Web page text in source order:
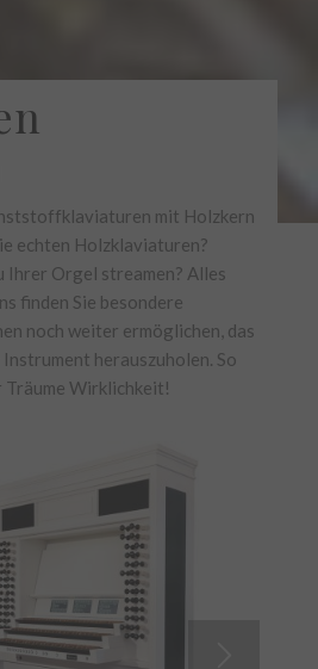
mit Holzkern
echten Holzklaviaturen?
Ihrer Orgel streamen? Alles
finden Sie besondere
noch weiter ermöglichen, das
herauszuholen. So
Wirklichkeit!